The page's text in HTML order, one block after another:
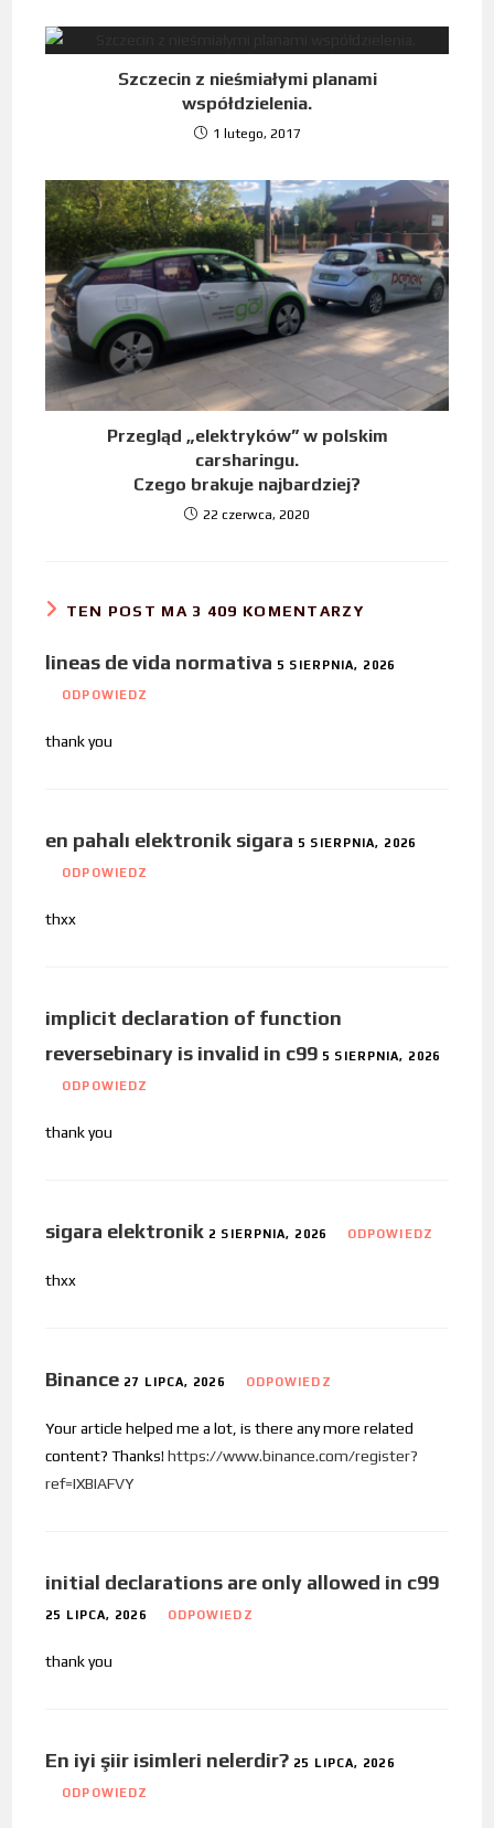
Szczecin z nieśmiałymi planami
współdzielenia.
1 lutego, 2017
Przegląd „elektryków” w polskim
carsharingu.
Czego brakuje najbardziej?
22 czerwca, 2020
TEN POST MA 3 409 KOMENTARZY
lineas de vida normativa 5 SIERPNIA, 2026
ODPOWIEDZ
thank you
en pahalı elektronik sigara 5 SIERPNIA, 2026
ODPOWIEDZ
thxx
implicit declaration of function
reversebinary is invalid in c99 5 SIERPNIA, 2026
ODPOWIEDZ
thank you
sigara elektronik 2 SIERPNIA, 2026 ODPOWIEDZ
thxx
Binance 27 LIPCA, 2026 ODPOWIEDZ
Your article helped me a lot, is there any more related
content? Thanks!https://www.binance.com/register?
ref=IXBIAFVY
initial declarations are only allowed in c99
25 LIPCA, 2026 ODPOWIEDZ
thank you
En iyi şiir isimleri nelerdir? 25 LIPCA, 2026
ODPOWIEDZ